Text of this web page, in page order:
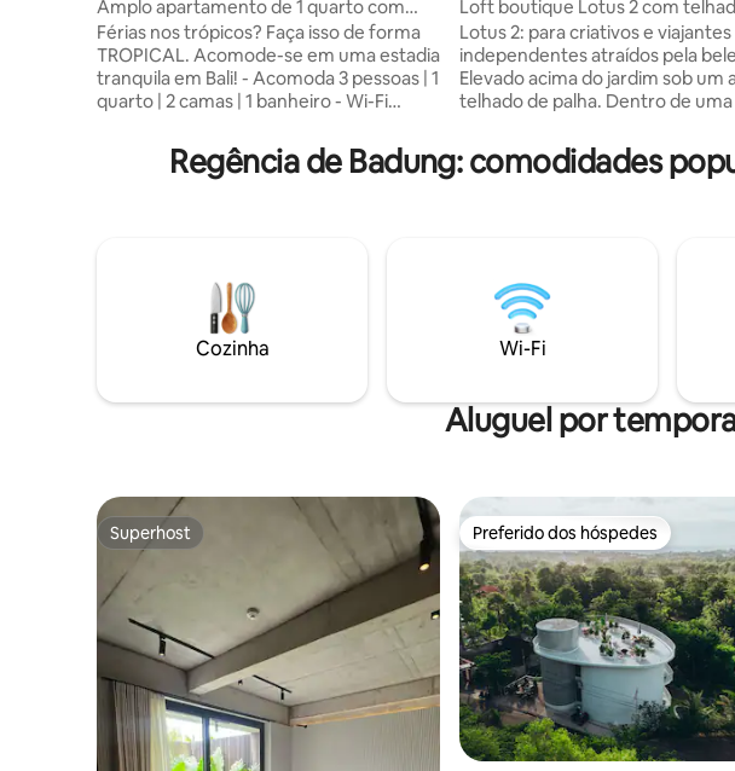
Amplo apartamento de 1 quarto com
cozinha
Férias nos trópicos? Faça isso de forma
TROPICAL. Acomode-se em uma estadia
tranquila em Bali! - Acomoda 3 pessoas | 1
quarto | 2 camas | 1 banheiro - Wi-Fi
Área de estar coberta com ar-
condicionado e TV - Mesa de jantar e
alta mediante solicitação Esta
propriedade faz parte do complexo de
vilas Baobab, com várias unidades no
mesmo local e adequadas para grupos
certo — de forma TROPICAL.
Loft boutique Lotus 2 com
palha · Piscina e ioga
Lotus 2: para criativos e viajantes
independentes atraídos pela
Elevado acima do jardim sob um
telhado de palha. Dentro de uma
— piscina vislumbrada abaixo.
do outro lado do caminho. Um
em 5 minutos Sem ar-
ventiladores e fluxo de ar
Criado e administrado pelo Studio
Magnolia. Impostos inclusos; é
Regência de Badung: comodidades
Cozinha Wi-Fi
Aluguel por
Superhost
Superhost Preferido dos hóspedes
Preferido dos hóspedes